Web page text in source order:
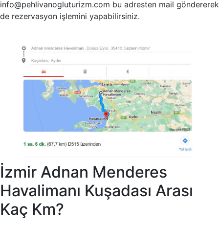
info@pehlivanogluturizm.com bu adresten mail göndererek
de rezervasyon işlemini yapabilirsiniz.
İzmir Adnan Menderes
Havalimanı Kuşadası Arası
Kaç Km?